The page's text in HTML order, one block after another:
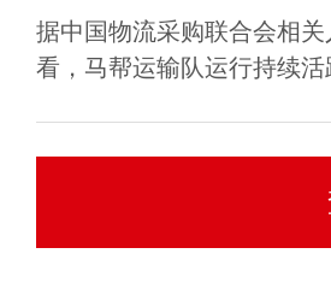
据中国物流采购联合会相
看，马帮运输队运行持续